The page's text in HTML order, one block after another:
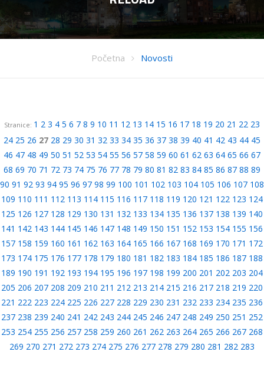
Početna Novosti
Stranice: 1 2 3 4 5 6 7 8 9 10 11 12 13 14 15 16 17 18 19 20 21 22 23
24 25 26 27 28 29 30 31 32 33 34 35 36 37 38 39 40 41 42 43 44 45
46 47 48 49 50 51 52 53 54 55 56 57 58 59 60 61 62 63 64 65 66 67
68 69 70 71 72 73 74 75 76 77 78 79 80 81 82 83 84 85 86 87 88 89
90 91 92 93 94 95 96 97 98 99 100 101 102 103 104 105 106 107 108
109 110 111 112 113 114 115 116 117 118 119 120 121 122 123 124
125 126 127 128 129 130 131 132 133 134 135 136 137 138 139 140
141 142 143 144 145 146 147 148 149 150 151 152 153 154 155 156
157 158 159 160 161 162 163 164 165 166 167 168 169 170 171 172
173 174 175 176 177 178 179 180 181 182 183 184 185 186 187 188
189 190 191 192 193 194 195 196 197 198 199 200 201 202 203 204
205 206 207 208 209 210 211 212 213 214 215 216 217 218 219 220
221 222 223 224 225 226 227 228 229 230 231 232 233 234 235 236
237 238 239 240 241 242 243 244 245 246 247 248 249 250 251 252
253 254 255 256 257 258 259 260 261 262 263 264 265 266 267 268
269 270 271 272 273 274 275 276 277 278 279 280 281 282 283